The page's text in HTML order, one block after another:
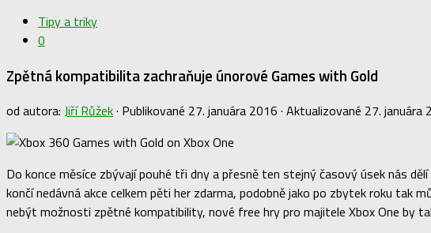
Tipy a triky
0
Zpětná kompatibilita zachraňuje únorové Games with Gold
od autora: Jiří Růžek· Publikované 27. januára 2016 · Aktualizované 27. januára
Do konce měsíce zbývají pouhé tři dny a přesně ten stejný časový úsek nás
končí nedávná akce celkem pěti her zdarma, podobně jako po zbytek roku tak
nebýt možnosti zpětné kompatibility, nové free hry pro majitele Xbox One by